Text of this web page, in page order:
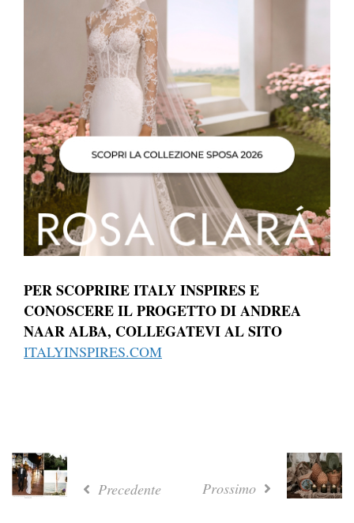
PER SCOPRIRE ITALY INSPIRES E
CONOSCERE IL PROGETTO DI ANDREA
NAAR ALBA, COLLEGATEVI AL SITO
ITALYINSPIRES.COM
Precedente Prossimo